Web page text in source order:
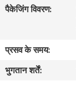
नियंत्रण
संपर्क
करें
पैकेजिंग विवरण:
प्रसव के समय:
भुगतान शर्तें: